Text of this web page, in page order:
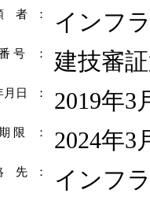
者
： インフ
号 ： 建技審
日 ： 2019年3
限 ： 2024年3
先 ：
インフ